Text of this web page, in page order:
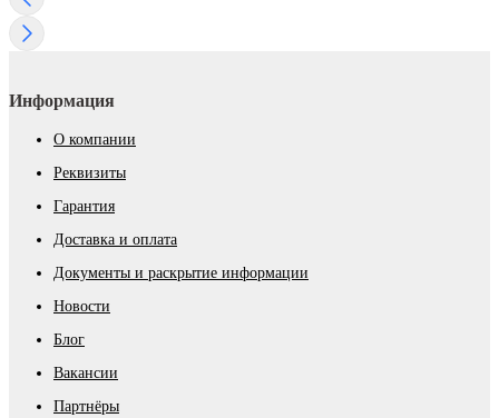
Информация
О компании
Реквизиты
Гарантия
Доставка и оплата
Документы и раскрытие информации
Новости
Блог
Вакансии
Партнёры